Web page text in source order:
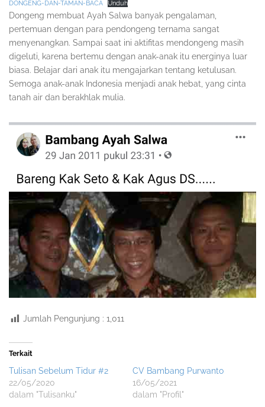
DONGENG-DAN-TAMAN-BACA Unduh
Dongeng membuat Ayah Salwa banyak pengalaman,
pertemuan dengan para pendongeng ternama sangat
menyenangkan. Sampai saat ini aktifitas mendongeng masih
digeluti, karena bertemu dengan anak-anak itu energinya luar
biasa. Belajar dari anak itu mengajarkan tentang ketulusan.
Semoga anak-anak Indonesia menjadi anak hebat, yang cinta
tanah air dan berakhlak mulia.
Jumlah Pengunjung : 1,011
Terkait
Tulisan Sebelum Tidur #2
22/05/2020
dalam "Tulisanku"
CV Bambang Purwanto
16/05/2021
dalam "Profil"